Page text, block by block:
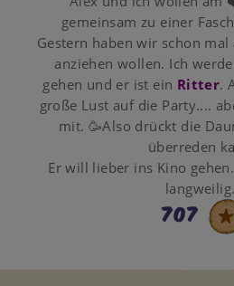
gemeinsam zu einer
Gestern haben wir schon
anziehen wollen. Ich
gehen und er ist ein Ritter.
große Lust auf die Party....
mit. 🥳Also drückt die
überreden
Er will lieber ins Kino
langweilig.
707